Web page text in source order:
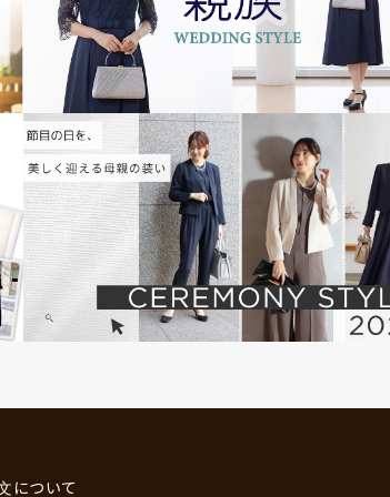
について